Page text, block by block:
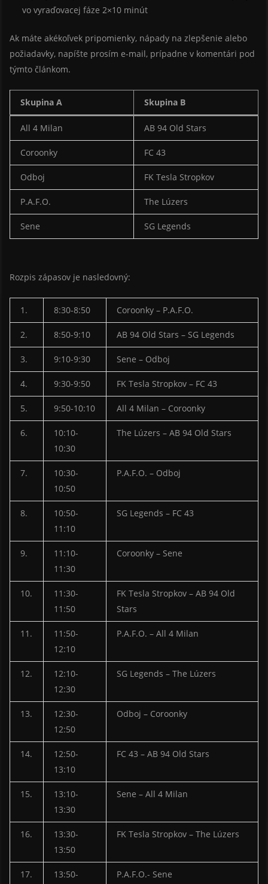
vo vyraďovacej fáze 2×10 minút
Ak máte akékoľvek pripomienky, nápady na zlepšenie alebo
požiadavky, napíšte prosím e-mail, prípadne v komentári pod
týmto článkom.
Skupina A Skupina B
All 4 Milan AB 94 Old Stars
Coroonky FC 43
Odboj FK Tesla Stropkov
P.A.F.O. The Lúzers
Sene SG Legends
Rozpis zápasov je nasledovný:
1. 8:30-8:50 Coroonky – P.A.F.O.
2. 8:50-9:10 AB 94 Old Stars – SG Legends
3. 9:10-9:30 Sene – Odboj
4. 9:30-9:50 FK Tesla Stropkov – FC 43
5. 9:50-10:10 All 4 Milan – Coroonky
6.
10:10-
10:30
The Lúzers – AB 94 Old Stars
7.
10:30-
10:50
P.A.F.O. – Odboj
8.
10:50-
11:10
SG Legends – FC 43
9.
11:10-
11:30
Coroonky – Sene
10.
11:30-
11:50
FK Tesla Stropkov – AB 94 Old
Stars
11.
11:50-
12:10
P.A.F.O. – All 4 Milan
12.
12:10-
12:30
SG Legends – The Lúzers
13.
12:30-
12:50
Odboj – Coroonky
14.
12:50-
13:10
FC 43 – AB 94 Old Stars
15.
13:10-
13:30
Sene – All 4 Milan
16.
13:30-
13:50
FK Tesla Stropkov – The Lúzers
17.
13:50-
P.A.F.O.- Sene